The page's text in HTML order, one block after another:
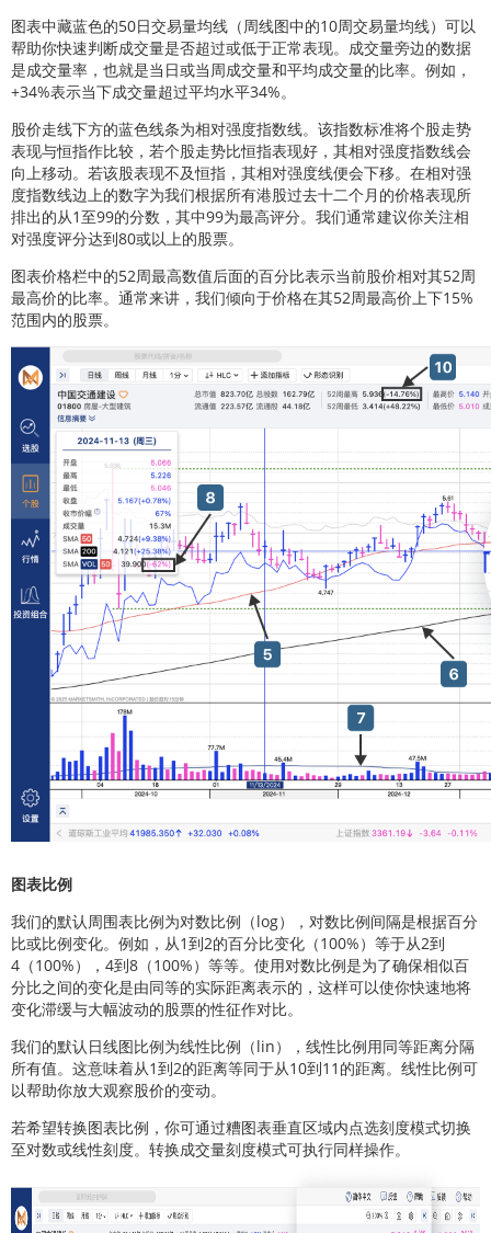
图表中藏蓝色的50日交易量均线（周线图中的10周交易量均线）可以
帮助你快速判断成交量是否超过或低于正常表现。成交量旁边的数据
是成交量率，也就是当日或当周成交量和平均成交量的比率。例如，
+34%表示当下成交量超过平均水平34%。
股价走线下方的蓝色线条为相对强度指数线。该指数标准将个股走势
表现与恒指作比较，若个股走势比恒指表现好，其相对强度指数线会
向上移动。若该股表现不及恒指，其相对强度线便会下移。在相对强
度指数线边上的数字为我们根据所有港股过去十二个月的价格表现所
排出的从1至99的分数，其中99为最高评分。我们通常建议你关注相
对强度评分达到80或以上的股票。
图表价格栏中的52周最高数值后面的百分比表示当前股价相对其52周
最高价的比率。通常来讲，我们倾向于价格在其52周最高价上下15%
范围内的股票。
图表比例
我们的默认周围表比例为对数比例（log），对数比例间隔是根据百分
比或比例变化。例如，从1到2的百分比变化（100%）等于从2到
4（100%），4到8（100%）等等。使用对数比例是为了确保相似百
分比之间的变化是由同等的实际距离表示的，这样可以使你快速地将
变化滞缓与大幅波动的股票的性征作对比。
我们的默认日线图比例为线性比例（lin），线性比例用同等距离分隔
所有值。这意味着从1到2的距离等同于从10到11的距离。线性比例可
以帮助你放大观察股价的变动。
若希望转换图表比例，你可通过糟图表垂直区域内点选刻度模式切换
至对数或线性刻度。转换成交量刻度模式可执行同样操作。